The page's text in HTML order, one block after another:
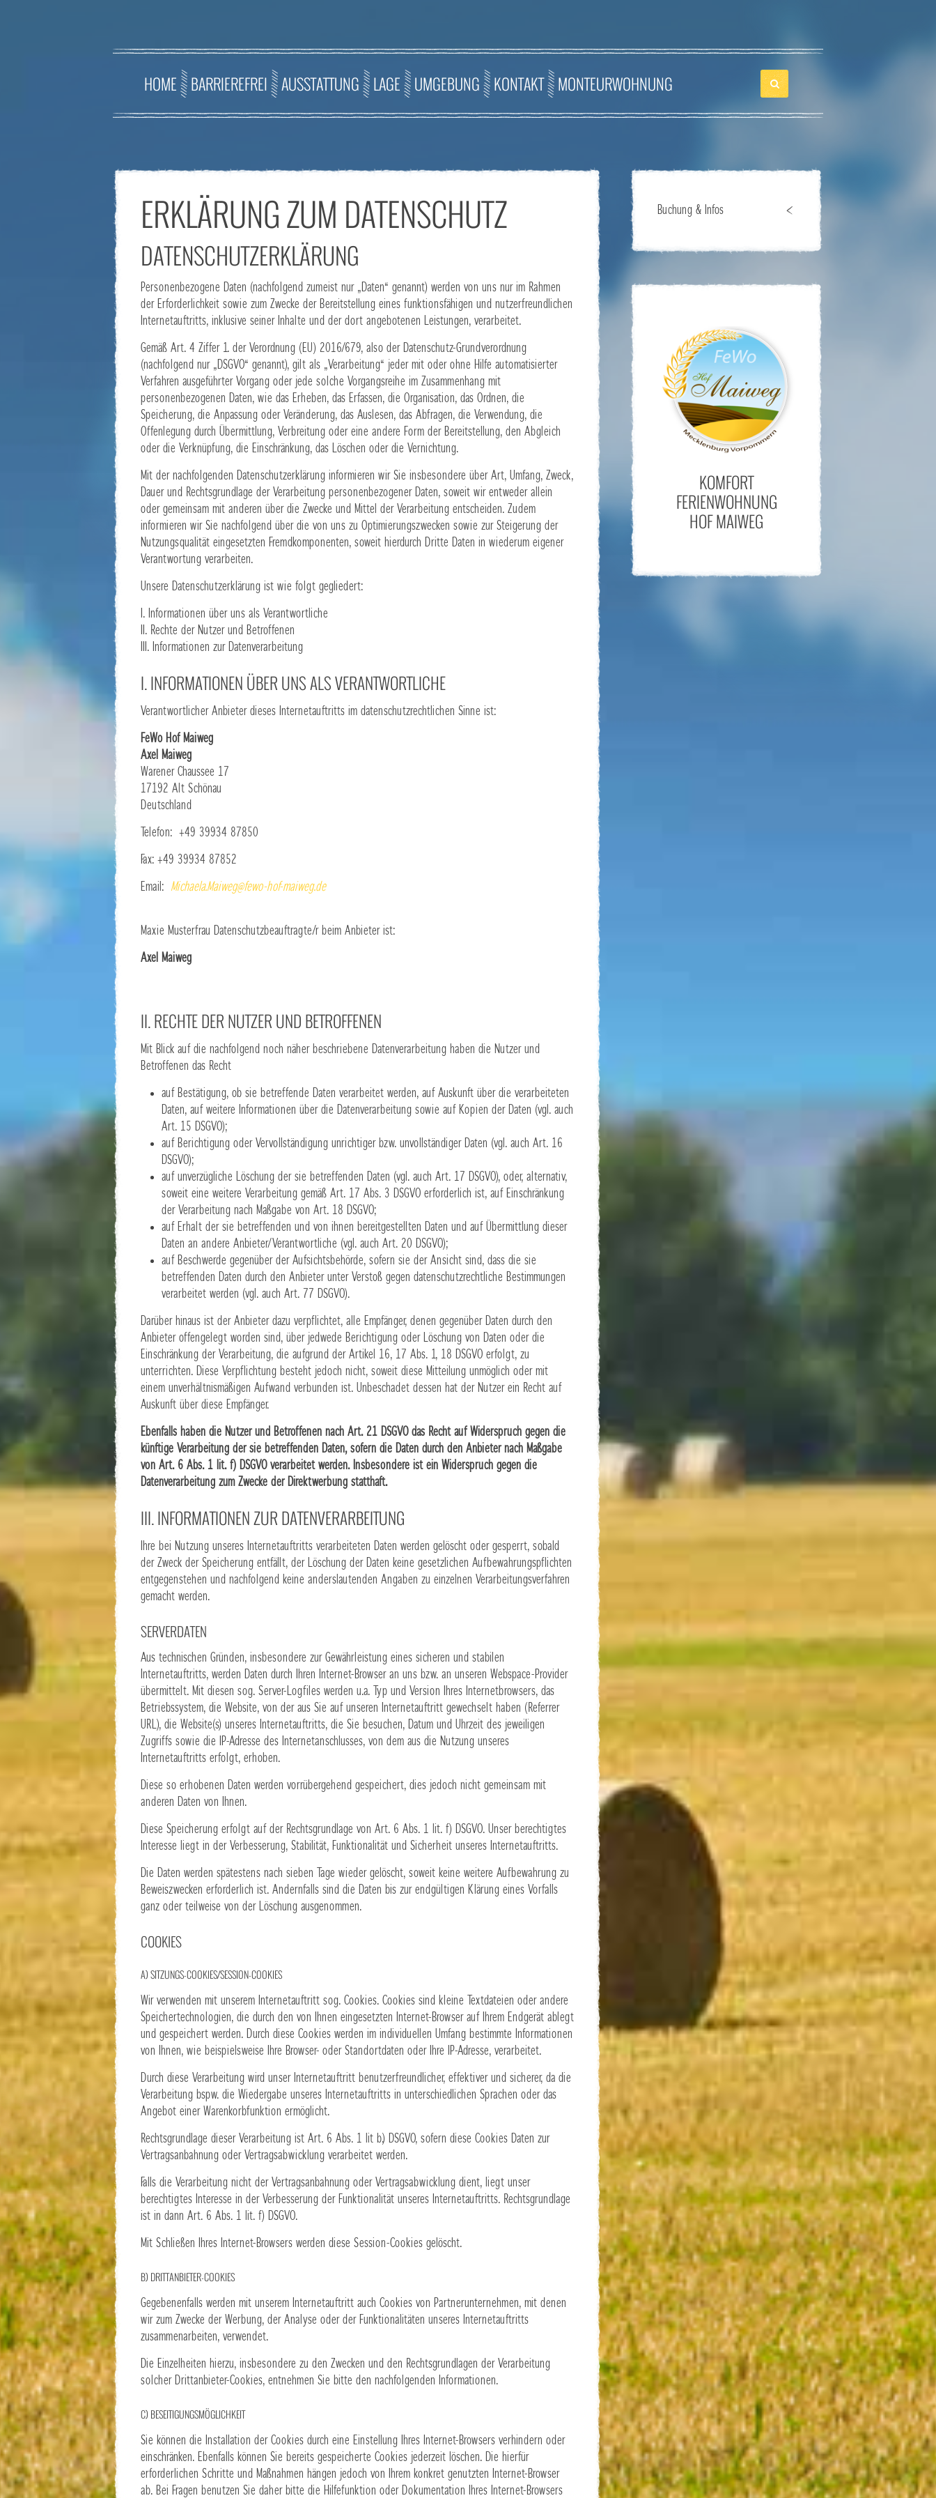
HOME BARRIEREFREI AUSSTATTUNG LAGE UMGEBUNG KONTAKT MONTEURWOHNUNG
ERKLÄRUNG ZUM DATENSCHUTZ
DATENSCHUTZERKLÄRUNG
Personenbezogene Daten (nachfolgend zumeist nur „Daten“ genannt) werden von uns nur im Rahmen
der Erforderlichkeit sowie zum Zwecke der Bereitstellung eines funktionsfähigen und nutzerfreundlichen
Internetauftritts, inklusive seiner Inhalte und der dort angebotenen Leistungen, verarbeitet.
Gemäß Art. 4 Ziffer 1. der Verordnung (EU) 2016/679, also der Datenschutz-Grundverordnung
(nachfolgend nur „DSGVO“ genannt), gilt als „Verarbeitung“ jeder mit oder ohne Hilfe automatisierter
Verfahren ausgeführter Vorgang oder jede solche Vorgangsreihe im Zusammenhang mit
personenbezogenen Daten, wie das Erheben, das Erfassen, die Organisation, das Ordnen, die
Speicherung, die Anpassung oder Veränderung, das Auslesen, das Abfragen, die Verwendung, die
Offenlegung durch Übermittlung, Verbreitung oder eine andere Form der Bereitstellung, den Abgleich
oder die Verknüpfung, die Einschränkung, das Löschen oder die Vernichtung.
Mit der nachfolgenden Datenschutzerklärung informieren wir Sie insbesondere über Art, Umfang, Zweck,
Dauer und Rechtsgrundlage der Verarbeitung personenbezogener Daten, soweit wir entweder allein
oder gemeinsam mit anderen über die Zwecke und Mittel der Verarbeitung entscheiden. Zudem
informieren wir Sie nachfolgend über die von uns zu Optimierungszwecken sowie zur Steigerung der
Nutzungsqualität eingesetzten Fremdkomponenten, soweit hierdurch Dritte Daten in wiederum eigener
Verantwortung verarbeiten.
Unsere Datenschutzerklärung ist wie folgt gegliedert:
I. Informationen über uns als Verantwortliche
II. Rechte der Nutzer und Betroffenen
III. Informationen zur Datenverarbeitung
I. INFORMATIONEN ÜBER UNS ALS VERANTWORTLICHE
Verantwortlicher Anbieter dieses Internetauftritts im datenschutzrechtlichen Sinne ist:
FeWo Hof Maiweg
Axel Maiweg
Warener Chaussee 17
17192 Alt Schönau
Deutschland
Telefon: +49 39934 87850
Fax: +49 39934 87852
Email: Michaela.Maiweg@fewo-hof-maiweg.de
Maxie Musterfrau Datenschutzbeauftragte/r beim Anbieter ist:
Axel Maiweg
II. RECHTE DER NUTZER UND BETROFFENEN
Mit Blick auf die nachfolgend noch näher beschriebene Datenverarbeitung haben die Nutzer und
Betroffenen das Recht
auf Bestätigung, ob sie betreffende Daten verarbeitet werden, auf Auskunft über die verarbeiteten
Daten, auf weitere Informationen über die Datenverarbeitung sowie auf Kopien der Daten (vgl. auch
Art. 15 DSGVO);
auf Berichtigung oder Vervollständigung unrichtiger bzw. unvollständiger Daten (vgl. auch Art. 16
DSGVO);
auf unverzügliche Löschung der sie betreffenden Daten (vgl. auch Art. 17 DSGVO), oder, alternativ,
soweit eine weitere Verarbeitung gemäß Art. 17 Abs. 3 DSGVO erforderlich ist, auf Einschränkung
der Verarbeitung nach Maßgabe von Art. 18 DSGVO;
auf Erhalt der sie betreffenden und von ihnen bereitgestellten Daten und auf Übermittlung dieser
Daten an andere Anbieter/Verantwortliche (vgl. auch Art. 20 DSGVO);
auf Beschwerde gegenüber der Aufsichtsbehörde, sofern sie der Ansicht sind, dass die sie
betreffenden Daten durch den Anbieter unter Verstoß gegen datenschutzrechtliche Bestimmungen
verarbeitet werden (vgl. auch Art. 77 DSGVO).
Darüber hinaus ist der Anbieter dazu verpflichtet, alle Empfänger, denen gegenüber Daten durch den
Anbieter offengelegt worden sind, über jedwede Berichtigung oder Löschung von Daten oder die
Einschränkung der Verarbeitung, die aufgrund der Artikel 16, 17 Abs. 1, 18 DSGVO erfolgt, zu
unterrichten. Diese Verpflichtung besteht jedoch nicht, soweit diese Mitteilung unmöglich oder mit
einem unverhältnismäßigen Aufwand verbunden ist. Unbeschadet dessen hat der Nutzer ein Recht auf
Auskunft über diese Empfänger.
Ebenfalls haben die Nutzer und Betroffenen nach Art. 21 DSGVO das Recht auf Widerspruch gegen die
künftige Verarbeitung der sie betreffenden Daten, sofern die Daten durch den Anbieter nach Maßgabe
von Art. 6 Abs. 1 lit. f) DSGVO verarbeitet werden. Insbesondere ist ein Widerspruch gegen die
Datenverarbeitung zum Zwecke der Direktwerbung statthaft.
III. INFORMATIONEN ZUR DATENVERARBEITUNG
Ihre bei Nutzung unseres Internetauftritts verarbeiteten Daten werden gelöscht oder gesperrt, sobald
der Zweck der Speicherung entfällt, der Löschung der Daten keine gesetzlichen Aufbewahrungspflichten
entgegenstehen und nachfolgend keine anderslautenden Angaben zu einzelnen Verarbeitungsverfahren
gemacht werden.
SERVERDATEN
Aus technischen Gründen, insbesondere zur Gewährleistung eines sicheren und stabilen
Internetauftritts, werden Daten durch Ihren Internet-Browser an uns bzw. an unseren Webspace-Provider
übermittelt. Mit diesen sog. Server-Logfiles werden u.a. Typ und Version Ihres Internetbrowsers, das
Betriebssystem, die Website, von der aus Sie auf unseren Internetauftritt gewechselt haben (Referrer
URL), die Website(s) unseres Internetauftritts, die Sie besuchen, Datum und Uhrzeit des jeweiligen
Zugriffs sowie die IP-Adresse des Internetanschlusses, von dem aus die Nutzung unseres
Internetauftritts erfolgt, erhoben.
Diese so erhobenen Daten werden vorrübergehend gespeichert, dies jedoch nicht gemeinsam mit
anderen Daten von Ihnen.
Diese Speicherung erfolgt auf der Rechtsgrundlage von Art. 6 Abs. 1 lit. f) DSGVO. Unser berechtigtes
Interesse liegt in der Verbesserung, Stabilität, Funktionalität und Sicherheit unseres Internetauftritts.
Die Daten werden spätestens nach sieben Tage wieder gelöscht, soweit keine weitere Aufbewahrung zu
Beweiszwecken erforderlich ist. Andernfalls sind die Daten bis zur endgültigen Klärung eines Vorfalls
ganz oder teilweise von der Löschung ausgenommen.
COOKIES
A) SITZUNGS-COOKIES/SESSION-COOKIES
Wir verwenden mit unserem Internetauftritt sog. Cookies. Cookies sind kleine Textdateien oder andere
Speichertechnologien, die durch den von Ihnen eingesetzten Internet-Browser auf Ihrem Endgerät ablegt
und gespeichert werden. Durch diese Cookies werden im individuellen Umfang bestimmte Informationen
von Ihnen, wie beispielsweise Ihre Browser- oder Standortdaten oder Ihre IP-Adresse, verarbeitet.
Durch diese Verarbeitung wird unser Internetauftritt benutzerfreundlicher, effektiver und sicherer, da die
Verarbeitung bspw. die Wiedergabe unseres Internetauftritts in unterschiedlichen Sprachen oder das
Angebot einer Warenkorbfunktion ermöglicht.
Rechtsgrundlage dieser Verarbeitung ist Art. 6 Abs. 1 lit b.) DSGVO, sofern diese Cookies Daten zur
Vertragsanbahnung oder Vertragsabwicklung verarbeitet werden.
Falls die Verarbeitung nicht der Vertragsanbahnung oder Vertragsabwicklung dient, liegt unser
berechtigtes Interesse in der Verbesserung der Funktionalität unseres Internetauftritts. Rechtsgrundlage
ist in dann Art. 6 Abs. 1 lit. f) DSGVO.
Mit Schließen Ihres Internet-Browsers werden diese Session-Cookies gelöscht.
B) DRITTANBIETER-COOKIES
Gegebenenfalls werden mit unserem Internetauftritt auch Cookies von Partnerunternehmen, mit denen
wir zum Zwecke der Werbung, der Analyse oder der Funktionalitäten unseres Internetauftritts
zusammenarbeiten, verwendet.
Die Einzelheiten hierzu, insbesondere zu den Zwecken und den Rechtsgrundlagen der Verarbeitung
solcher Drittanbieter-Cookies, entnehmen Sie bitte den nachfolgenden Informationen.
C) BESEITIGUNGSMÖGLICHKEIT
Sie können die Installation der Cookies durch eine Einstellung Ihres Internet-Browsers verhindern oder
einschränken. Ebenfalls können Sie bereits gespeicherte Cookies jederzeit löschen. Die hierfür
erforderlichen Schritte und Maßnahmen hängen jedoch von Ihrem konkret genutzten Internet-Browser
ab. Bei Fragen benutzen Sie daher bitte die Hilfefunktion oder Dokumentation Ihres Internet-Browsers
Buchung & Infos
KOMFORT
FERIENWOHNUNG
HOF MAIWEG